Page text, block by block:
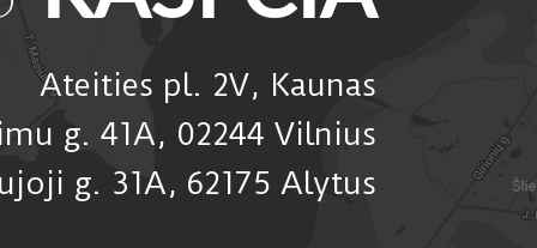
Ateities pl. 2V, Kaunas
g. 41A, 02244 Vilnius
g. 31A, 62175 Alytus